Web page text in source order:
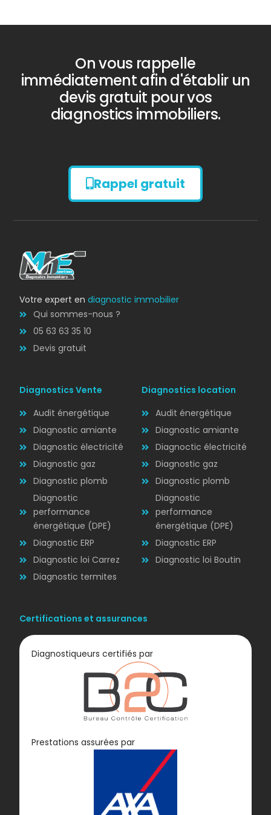
Diagnostic
AMIANTE
Diagnostic
ÉLECTRICITÉ
Diagnostic
On vous rappelle
immédiatement afin d'établir un
devis gratuit pour vos
diagnostics immobiliers.
Rappel gratuit
Votre expert endiagnostic immobilier
Qui sommes-nous ?
05 63 63 35 10
Devis gratuit
Diagnostics Vente
Audit énergétique
Diagnostic amiante
Diagnostic électricité
Diagnostic gaz
Diagnostic plomb
Diagnostic
performance
énergétique (DPE)
Diagnostic ERP
Diagnostic loi Carrez
Diagnostic termites
Diagnostics location
Audit énergétique
Diagnostic amiante
Diagnoctic électricité
Diagnostic gaz
Diagnostic plomb
Diagnostic
performance
énergétique (DPE)
Diagnostic ERP
Diagnostic loi Boutin
Certifications et assurances
Diagnostiqueurs certifiés par
Prestations assurées par